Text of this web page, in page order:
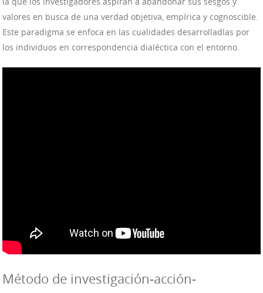
valores en busca de una verdad objetiva, empírica y cognoscible.
Este paradigma se enfoca en las cualidades desarrolladlas por
los individuos en correspondencia dialéctica con el entorno.
Método de investigación-acción-